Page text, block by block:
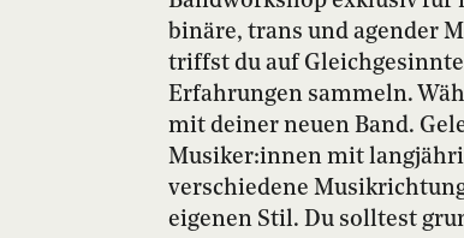
binäre, trans und agender
triffst du auf
Erfahrungen sammeln.
mit deiner neuen Band.
Musiker:innen mit
verschiedene
eigenen Stil. Du solltest